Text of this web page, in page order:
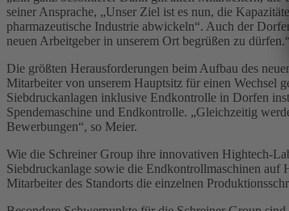
seiner Ansprache, „Unser Ziel ist es nun, die
pharmazeutische Industrie abwickeln“. Auch der
neuen Arbeitgeber in unserem Ort begrüßen zu dürfen.“
Die größten Herausforderungen beim Aufbau des
Mitarbeiter von unserem Hauptsitz für einen Wechsel
Siebdruckanlagen inklusive Endkontrolle in Dorfen
Spendemaschine und Endkontrolle. „Gleichzeitig
Bewerbungen“, so Meier.
Wie die Schreiner Group ihre innovativen Hightech-
Siebdruckanlage sowie die Endkontrollmaschinen auf
Mitarbeiter des Standorts die einzelnen